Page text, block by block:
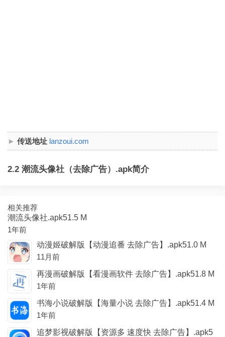
传送地址 lanzoui.com
2.2 潮流头像社（去除广告）.apk简介
相关推荐
潮流头像社.apk51.5 M
1年前
动漫姬破解版【动漫追番 去除广告】.apk51.0 M
11月前
再漫画破解版【看漫画软件 去除广告】.apk51.8 M
1年前
书海小说破解版【海量小说 去除广告】.apk51.4 M
1年前
追梦影视破解版【资源多 速度快 去除广告】.apk5